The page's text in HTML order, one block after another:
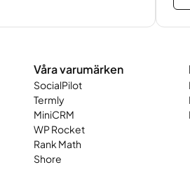
Våra varumärken
SocialPilot
Termly
MiniCRM
WP Rocket
Rank Math
Shore